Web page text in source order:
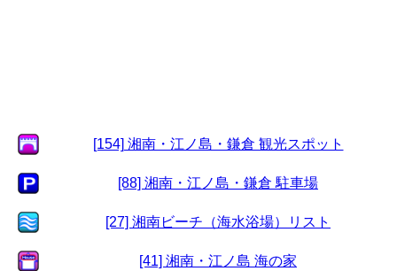
[154] 湘南・江ノ島・鎌倉 観光スポット
[88] 湘南・江ノ島・鎌倉 駐車場
[27] 湘南ビーチ（海水浴場）リスト
[41] 湘南・江ノ島 海の家